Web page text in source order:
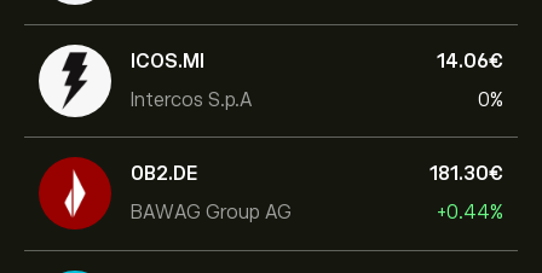
ICOS.MI
Intercos S.p.A
14.06‎€‎
0%
0B2.DE
BAWAG Group AG
181.30‎€‎
+0.44%